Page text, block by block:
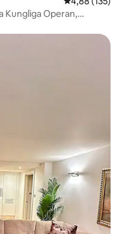
Kungliga Operan,